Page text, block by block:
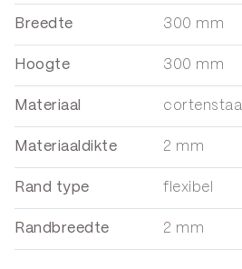
Breedte 300 mm
Hoogte 300 mm
Materiaal cortenstaal
Materiaaldikte 2 mm
Rand type flexibel
Randbreedte 2 mm